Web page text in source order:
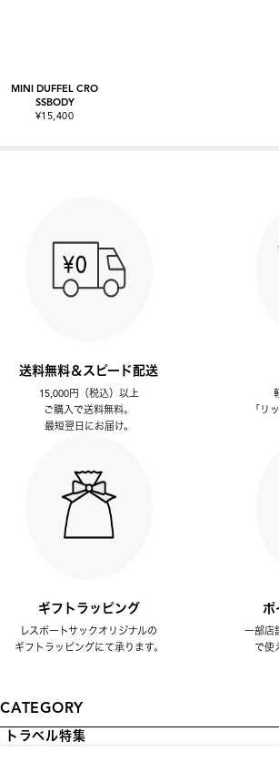
MINI DUFFEL CRO
SSBODY
¥15,400
送料無料＆スピード配送
15,000円（税込）以上
ご購入で送料無料。
最短翌日にお届け。
「リ
ギフトラッピング
レスポートサックオリジナルの
ギフトラッピングにて承ります。
ポ
一部店
で使
CATEGORY
トラベル特集